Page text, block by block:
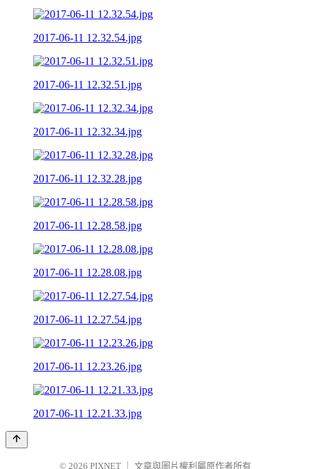
2017-06-11 12.32.54.jpg
2017-06-11 12.32.51.jpg
2017-06-11 12.32.34.jpg
2017-06-11 12.32.28.jpg
2017-06-11 12.28.58.jpg
2017-06-11 12.28.08.jpg
2017-06-11 12.27.54.jpg
2017-06-11 12.23.26.jpg
2017-06-11 12.21.33.jpg
© 2026 PIXNET 文章與圖片權利屬原作者所有